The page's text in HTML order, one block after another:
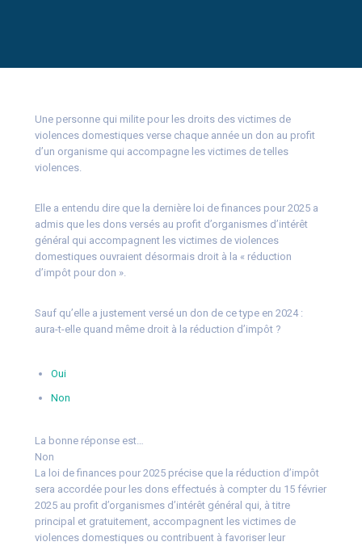
Une personne qui milite pour les droits des victimes de
violences domestiques verse chaque année un don au profit
d’un organisme qui accompagne les victimes de telles
violences.
Elle a entendu dire que la dernière loi de finances pour 2025 a
admis que les dons versés au profit d’organismes d’intérêt
général qui accompagnent les victimes de violences
domestiques ouvraient désormais droit à la « réduction
d’impôt pour don ».
Sauf qu’elle a justement versé un don de ce type en 2024 :
aura-t-elle quand même droit à la réduction d’impôt ?
Oui
Non
La bonne réponse est…
Non
La loi de finances pour 2025 précise que la réduction d’impôt
sera accordée pour les dons effectués à compter du 15 février
2025 au profit d’organismes d’intérêt général qui, à titre
principal et gratuitement, accompagnent les victimes de
violences domestiques ou contribuent à favoriser leur